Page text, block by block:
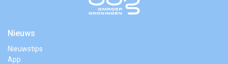
Nieuws
Nieuwstips
App